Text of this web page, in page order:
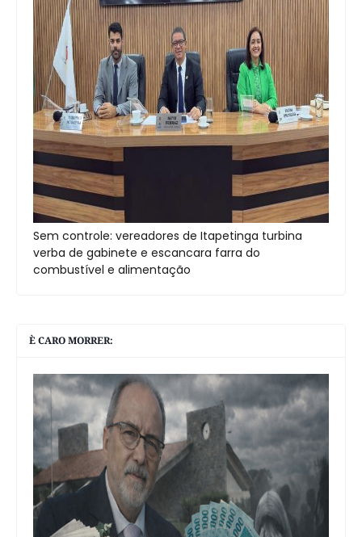
Sem controle: vereadores de Itapetinga turbina
verba de gabinete e escancara farra do
combustível e alimentação
È CARO MORRER: